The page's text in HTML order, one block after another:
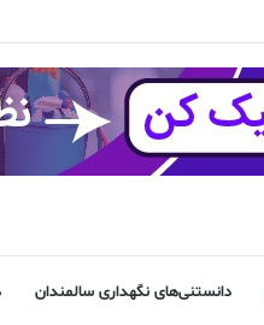
دانستنی‌های نگهداری سالمندان